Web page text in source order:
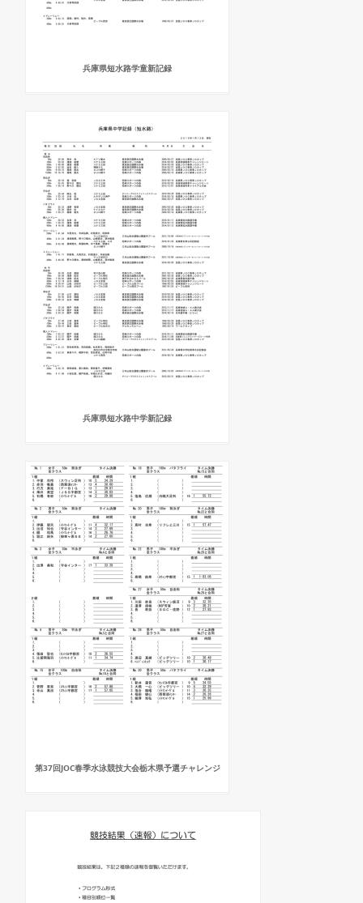
兵庫県短水路学童新記録
兵庫県短水路中学新記録
第37回JOC春季水泳競技大会栃木県予選チャレンジ